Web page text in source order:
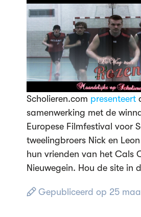
Scholieren.com presenteert
samenwerking met de
Europese Filmfestival voor
tweelingbroers Nick en
hun vrienden van het Cals
Nieuwegein. Hou de site in
Gepubliceerd op 25